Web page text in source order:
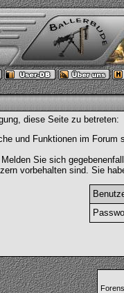
diese Seite zu betreten:
und Funktionen im
Sie sich
vorbehalten sind. Sie